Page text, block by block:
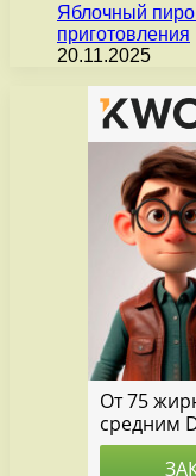
Яблочный
приготовления
20.11.2025